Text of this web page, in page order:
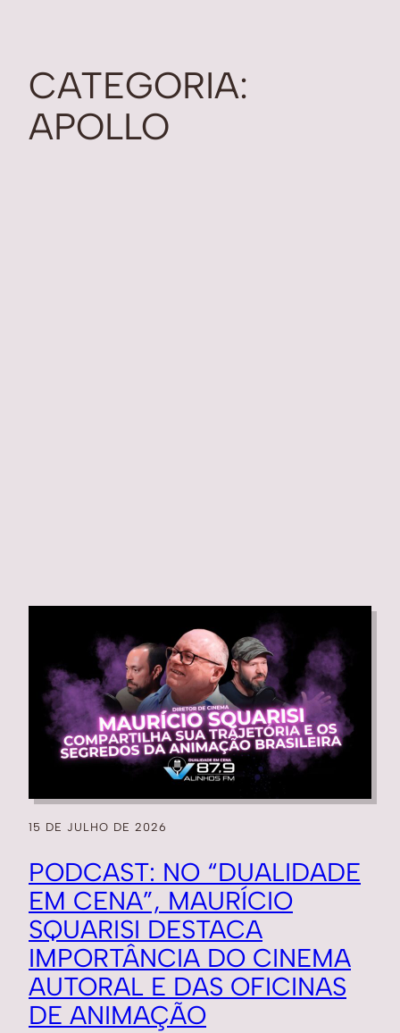
CATEGORIA:
APOLLO
15 DE JULHO DE 2026
PODCAST: NO “DUALIDADE
EM CENA”, MAURÍCIO
SQUARISI DESTACA
IMPORTÂNCIA DO CINEMA
AUTORAL E DAS OFICINAS
DE ANIMAÇÃO